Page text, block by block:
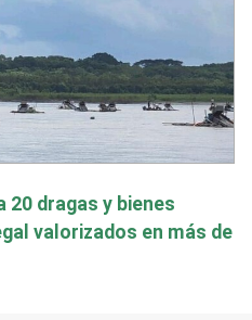
20 dragas y bienes
valorizados en más de